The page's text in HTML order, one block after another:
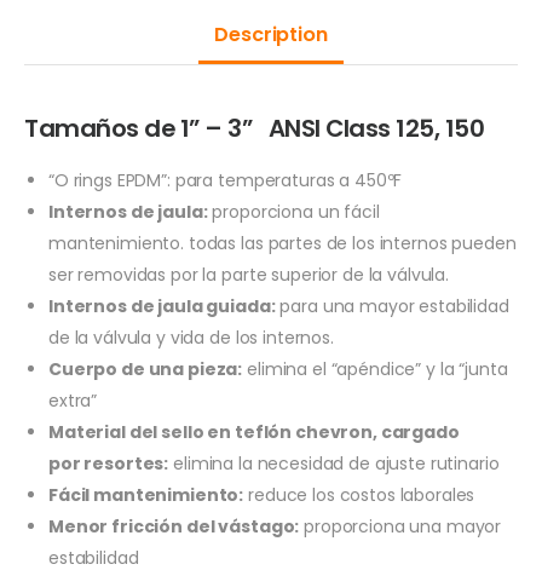
Description
Tamaños de 1” – 3” ANSI Class 125, 150
“O rings EPDM”: para temperaturas a 450ºF
Internos de jaula:proporciona un fácil
mantenimiento. todas las partes de los internos pueden
ser removidas por la parte superior de la válvula.
Internos de jaula guiada:para una mayor estabilidad
de la válvula y vida de los internos.
Cuerpo de una pieza: elimina el “apéndice” y la “junta
extra”
Material del sello en teflón chevron, cargado
por resortes: elimina la necesidad de ajuste rutinario
Fácil mantenimiento: reduce los costos laborales
Menor fricción del vástago: proporciona una mayor
estabilidad